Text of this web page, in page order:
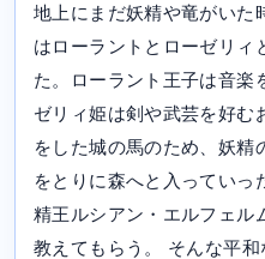
地上にまだ妖精や竜がいた
はローラントとローゼリィ
た。ローラント王子は音楽
ゼリィ姫は剣や武芸を好む
をした城の馬のため、妖精
をとりに森へと入っていっ
精王ルシアン・エルフェル
教えてもらう。 そんな平和